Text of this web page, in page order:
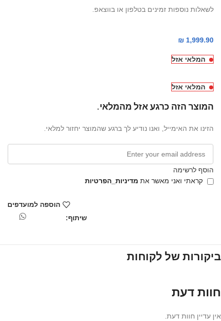
לשאלות נוספות זמינים בטלפון או בווצאפ.
₪ 1,999.90
המלאי אזל
המלאי אזל
המוצר הזה כרגע אזל מהמלאי.
הזינו את האימייל, ואנו נודיע לך ברגע שהמוצר יחזור למלאי.
הוסף לרשימה
קראתי ואני מאשר את מדיניות_הפרטיות
הוספה למועדפים
שיתוף:
ביקורות של לקוחות
חוות דעת
אין עדיין חוות דעת.